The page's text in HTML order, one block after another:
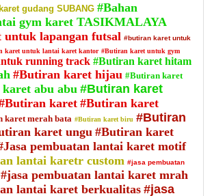
gudang SUBANG #Bahan
gym karet TASIKMALAYA
lapangan futsal #butiran karet untuk
karet untuk lantai karet kantor #Butiran karet untuk gym
running track #Butiran karet hitam
#Butiran karet hijau #Butiran karet
abu abu #Butiran karet
karet#Butiran karet
karet merah bata #Butiran karet biru #Butiran
karet ungu #Butiran karet
pembuatan lantai karet motif
lantai karetr custom #jasa pembuatan
#jasa pembuatan lantai karet mrah
lantai karet berkualitas #jasa